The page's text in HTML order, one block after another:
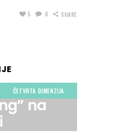
5 0 SHARE
ČETVRTA DIMENZIJA
na